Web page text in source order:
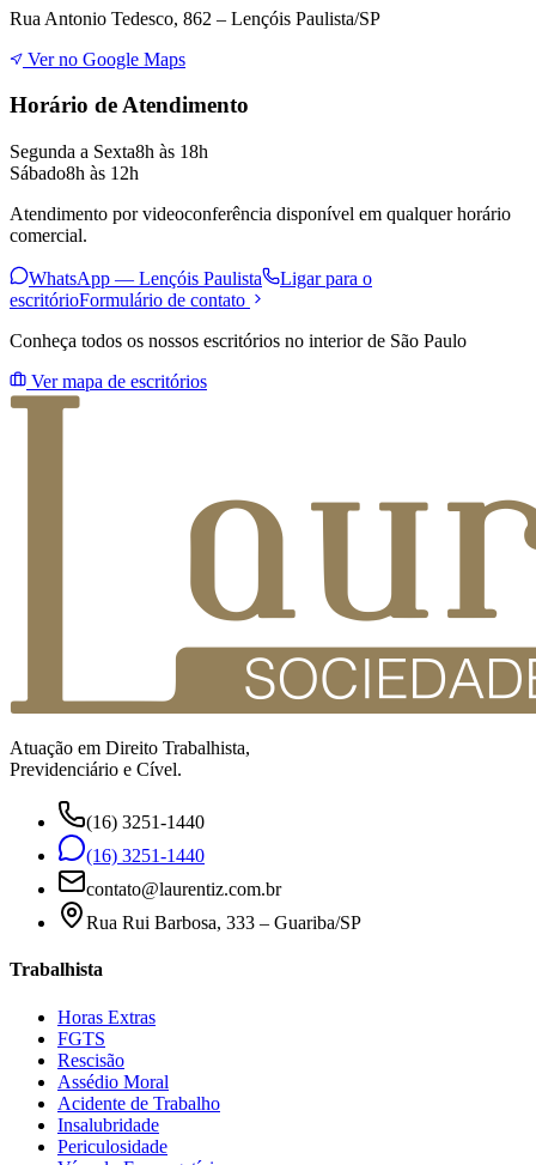
Rua Antonio Tedesco, 862 – Lençóis Paulista/SP
Ver no Google Maps
Horário de Atendimento
Segunda a Sexta8h às 18h
Sábado8h às 12h
Atendimento por videoconferência disponível em qualquer horário
comercial.
WhatsApp — Lençóis Paulista
Ligar para o
escritórioFormulário de contato
Conheça todos os nossos escritórios no interior de São Paulo
Ver mapa de escritórios
Atuação em Direito Trabalhista,
Previdenciário e Cível.
(16) 3251-1440
(16) 3251-1440
contato@laurentiz.com.br
Rua Rui Barbosa, 333 – Guariba/SP
Trabalhista
Horas Extras
FGTS
Rescisão
Assédio Moral
Acidente de Trabalho
Insalubridade
Periculosidade